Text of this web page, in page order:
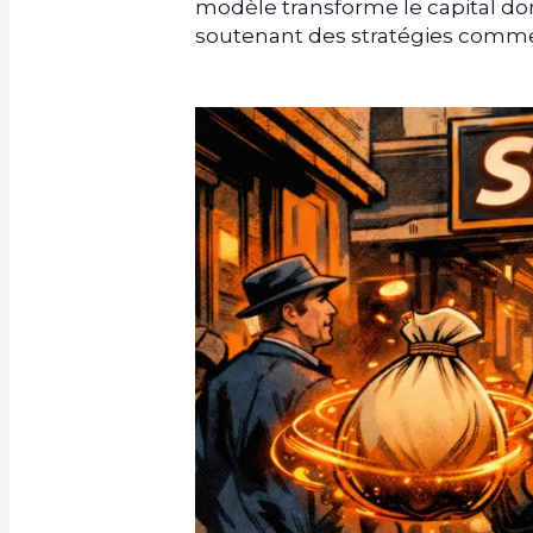
modèle transforme le capital
soutenant des stratégies